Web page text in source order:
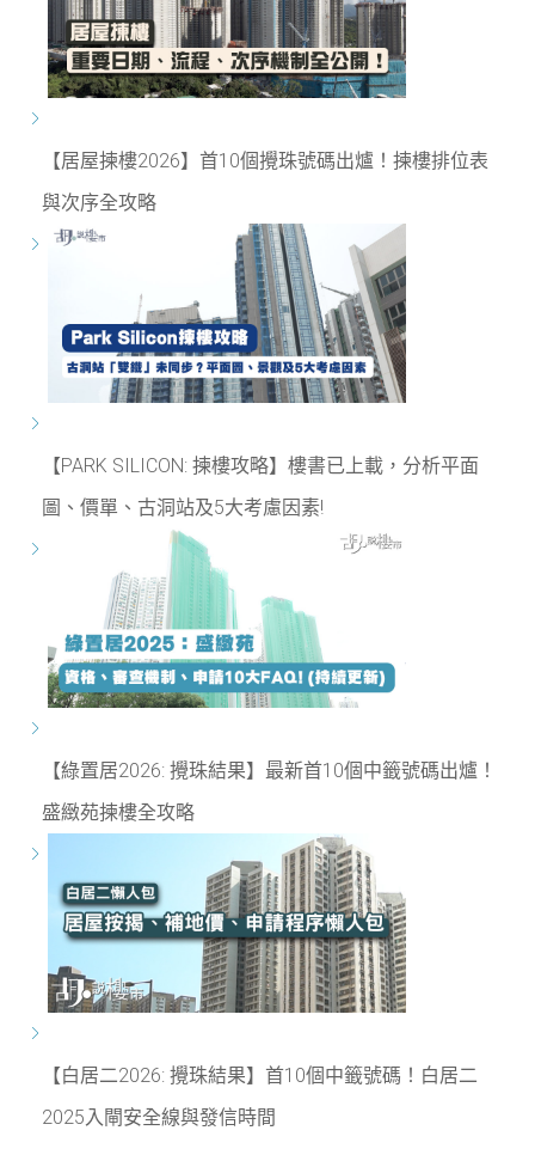
【居屋揀樓2026】首10個攪珠號碼出爐！揀樓排位表
與次序全攻略
【PARK SILICON: 揀樓攻略】樓書已上載，分析平面
圖、價單、古洞站及5大考慮因素!
【綠置居2026: 攪珠結果】最新首10個中籤號碼出爐！
盛緻苑揀樓全攻略
【白居二2026: 攪珠結果】首10個中籤號碼！白居二
2025入閘安全線與發信時間